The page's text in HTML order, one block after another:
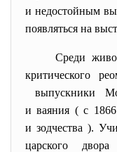
и недостойным
появляться на
Среди
критического
выпускники
и ваяния ( с
и зодчества ).
царского